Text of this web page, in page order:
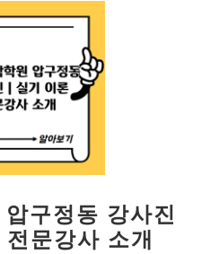
구정동 강사진
전문강사 소개